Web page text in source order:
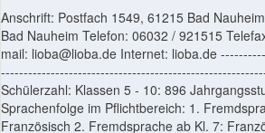
Anschrift: Postfach 1549, 61215 Bad
Bad Nauheim Telefon: 06032 / 921515
mail: lioba@lioba.de Internet: lioba.de
Schülerzahl: Klassen 5 - 10: 896
Sprachenfolge im Pflichtbereich: 1.
Französisch 2. Fremdsprache ab Kl. 7: